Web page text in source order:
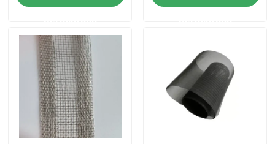
Rumah
Produk
Tentang kami
Tur Pabrik